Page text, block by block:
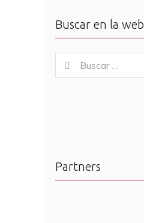
Buscar en la web
for:
Buscar
Partners